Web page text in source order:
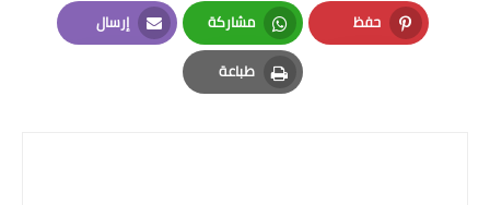
المرحلة الاعدادية
ملازم دراسية
حفظ
Pinterest
مشاركة
Whatsapp
إرسال
Email
طباعة
Print